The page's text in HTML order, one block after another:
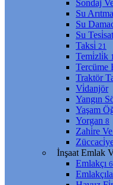
Sondaj
Su Arıtma
Su
Su
Taksi̇ 21
Temi̇zli̇k
Tercüme
Traktör
Vi̇danjör
Yangın
Yaşam
Yorgan 8
Zahi̇re
İnşaat Emlak
Emlakçı 6